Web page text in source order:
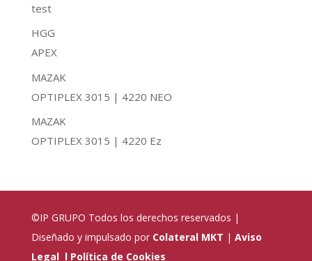
test
HGG
APEX
MAZAK
OPTIPLEX 3015 | 4220 NEO
MAZAK
OPTIPLEX 3015 | 4220 Ez
©IP GRUPO Todos los derechos reservados |
Diseñado y impulsado por Colateral MKT | Aviso
Legal l Política de Cookies